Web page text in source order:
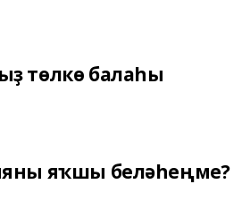
төлкө балаһы
яҡшы беләһеңме?